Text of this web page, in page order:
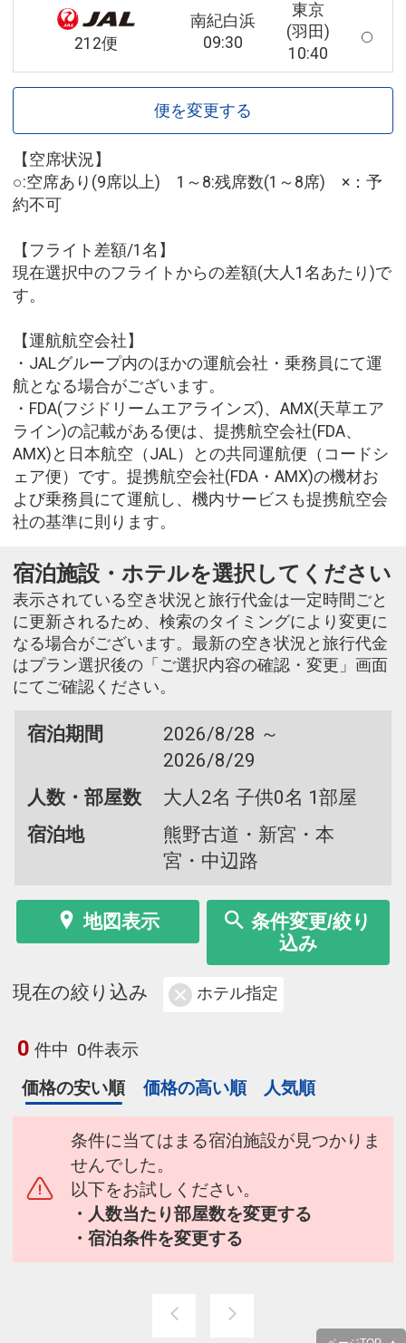
212便
南紀白浜
09:30
東京
(羽田)
10:40
便を変更する
【空席状況】
○:空席あり(9席以上) 1～8:残席数(1～8席) ×：予
約不可
【フライト差額/1名】
現在選択中のフライトからの差額(大人1名あたり)で
す。
【運航航空会社】
・JALグループ内のほかの運航会社・乗務員にて運
航となる場合がございます。
・FDA(フジドリームエアラインズ)、AMX(天草エア
ライン)の記載がある便は、提携航空会社(FDA、
AMX)と日本航空（JAL）との共同運航便（コードシ
ェア便）です。提携航空会社(FDA・AMX)の機材お
よび乗務員にて運航し、機内サービスも提携航空会
社の基準に則ります。
宿泊施設・ホテルを選択してください
表示されている空き状況と旅行代金は一定時間ごと
に更新されるため、検索のタイミングにより変更に
なる場合がございます。最新の空き状況と旅行代金
はプラン選択後の「ご選択内容の確認・変更」画面
にてご確認ください。
宿泊期間
2026/8/28 ～
2026/8/29
人数・部屋数
大人2名 子供0名 1部屋
宿泊地
熊野古道・新宮・本
宮・中辺路
地図表示
条件変更/絞り
込み
現在の絞り込み ホテル指定
0 件中 0件表示
価格の安い順
価格の高い順 人気順
条件に当てはまる宿泊施設が見つかりま
せんでした。
以下をお試しください。
・人数当たり部屋数を変更する
・宿泊条件を変更する